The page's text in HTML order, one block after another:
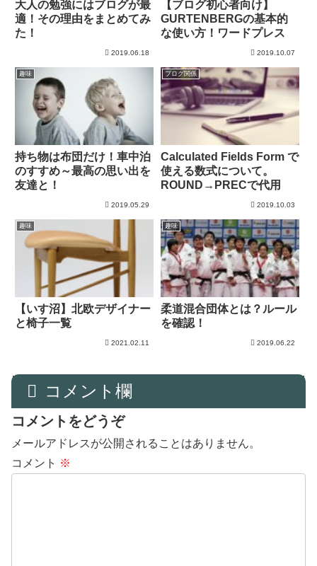
大人の勉強にはブログが最
適！その理由をまとめてみ
た！
2019.06.18
【ブログ初心者向け】
GURTENBERGの基本的
な使い方！ワードプレス
2019.10.07
趣味
持ち物は布団だけ！車中泊
のすすめ～最高の思い出を
友達と！
2019.05.29
ブログ関係
Calculated Fields Form で
使える数式について。
ROUND→PRECで代用
2019.10.03
趣味
【いす沼】北欧デザイナー
と椅子一覧
2021.02.11
趣味
柔道混合団体とは？ルール
を確認！
2019.06.22
コメント欄
コメントをどうぞ
メールアドレスが公開されることはありません。
コメント ※